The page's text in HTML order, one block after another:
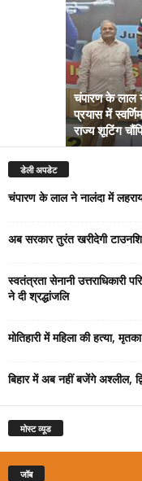
चंपारण के लाल
प्रयास में
राज्य शूटिंग
डेली अपडेट
चंपारण के लाल ने नालंदा में
अब सरकार तुरंत खरीदेगी
स्वतंत्रता सेनानी उत्तराधिकारी
ने दी श्रद्धांजलि
मोतिहारी में महिला की हत्या,
बिहार में अब नहीं बजेंगे अश्लील,
मोस्ट व्यूड
जॉब